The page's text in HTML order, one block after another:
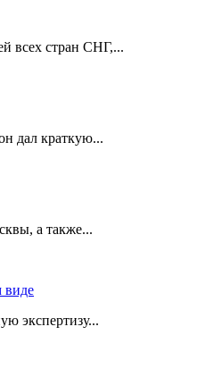
всех стран СНГ,...
дал краткую...
а также...
виде
экспертизу...